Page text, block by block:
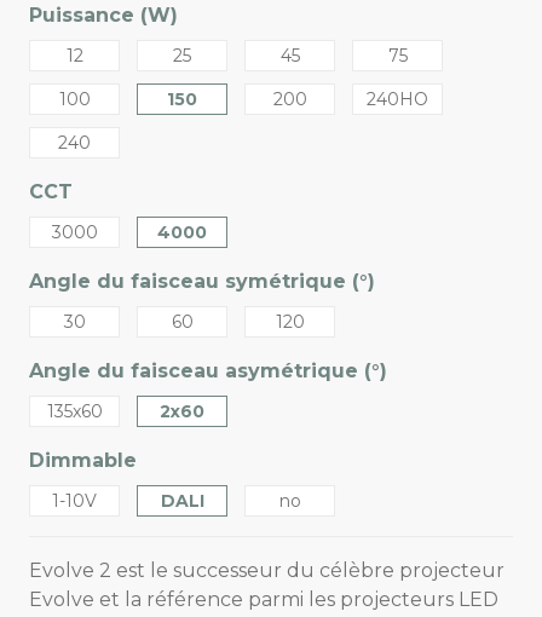
Puissance (W)
12 25 45
75
100
150 200
240HO
240
CCT
3000 4000
Angle du faisceau symétrique (°)
30 60 120
Angle du faisceau asymétrique (°)
135x60 2x60
Dimmable
1-10V DALI no
Evolve 2 est le successeur du célèbre projecteur
Evolve et la référence parmi les projecteurs LED